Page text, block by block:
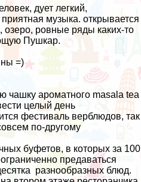
дует легкий,
музыка. открывается
ровные ряды каких-то
Пушкар.
=)
чашку ароматного masala tea
целый день
фестиваль верблюдов, так
по-другому
буфетов, в которых за 100
предаваться
разнообразных блюд.